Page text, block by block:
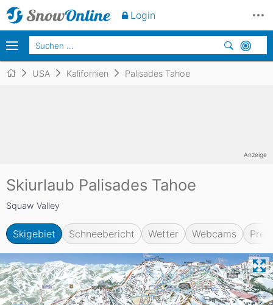
USA Kalifornien Palisades Tahoe
Skiurlaub Palisades Tahoe
Squaw Valley
Skigebiet Schneebericht Wetter Webcams
Anzeige
Login